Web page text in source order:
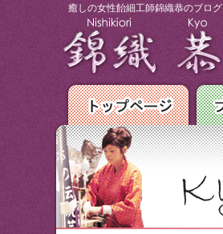
癒しの女性飴細工師錦織恭のブログ